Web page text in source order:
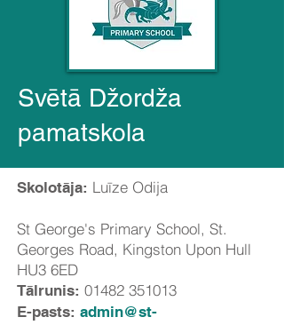
Svētā Džordža
pamatskola
Skolotāja: Luīze Odija
St George's Primary School, St.
Georges Road, Kingston Upon Hull
HU3 6ED
Tālrunis: 01482 351013
E-pasts: admin@st-